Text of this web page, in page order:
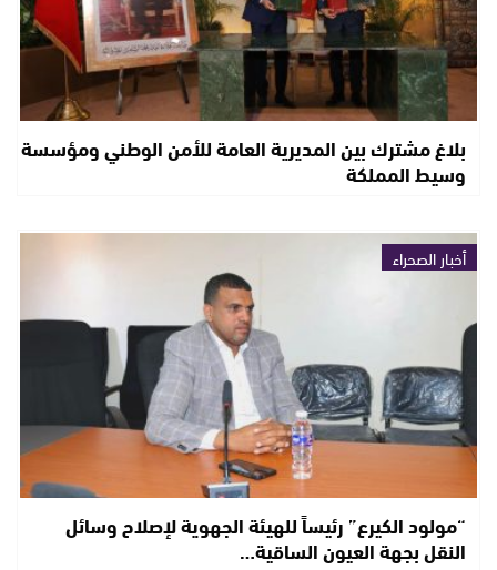
بلاغ مشترك بين المديرية العامة للأمن الوطني ومؤسسة
وسيط المملكة
أخبار الصحراء
“مولود الكيرع” رئيساً للهيئة الجهوية لإصلاح وسائل
النقل بجهة العيون الساقية…